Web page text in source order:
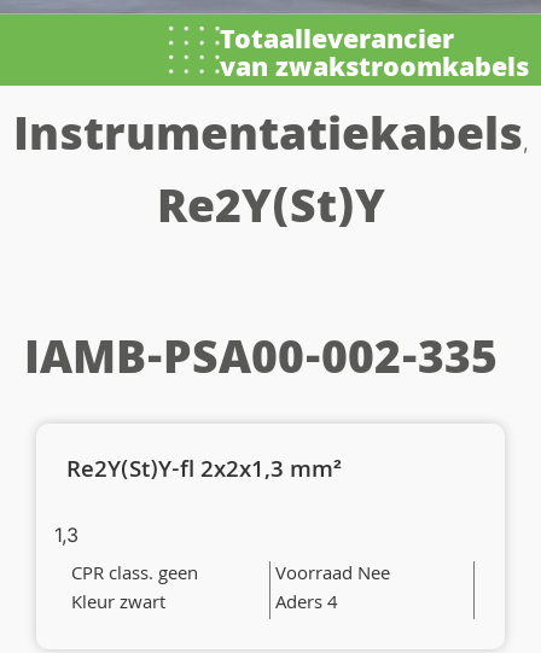
Totaalleverancier
van zwakstroomkabels
Instrumentatiekabels,
Re2Y(St)Y
IAMB-PSA00-002-335
Re2Y(St)Y-fl 2x2x1,3 mm²
1,3
CPR class. geen
Voorraad Nee
Kleur zwart
Aders 4